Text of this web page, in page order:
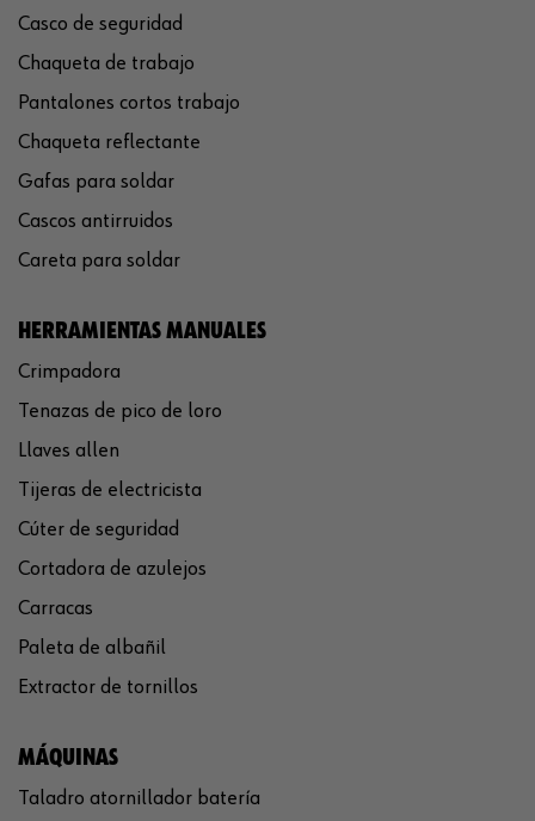
Casco de seguridad
Chaqueta de trabajo
Pantalones cortos trabajo
Chaqueta reflectante
Gafas para soldar
Cascos antirruidos
Careta para soldar
HERRAMIENTAS MANUALES
Crimpadora
Tenazas de pico de loro
Llaves allen
Tijeras de electricista
Cúter de seguridad
Cortadora de azulejos
Carracas
Paleta de albañil
Extractor de tornillos
MÁQUINAS
Taladro atornillador batería